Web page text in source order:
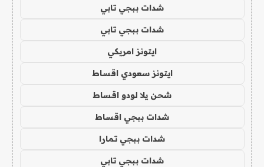
شدات ببجي تابي
شدات ببجي تابي
ايتونز امريكي
ايتونز سعودي اقساط
شحن يلا لودو اقساط
شدات ببجي اقساط
شدات ببجي تمارا
شدات ببجي تابي